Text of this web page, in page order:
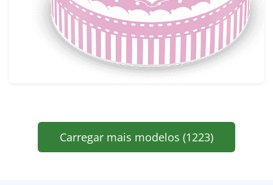
Carregar mais modelos (1223)